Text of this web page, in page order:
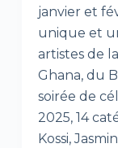
janvier et
unique et
artistes de
Ghana, du
soirée de
2025, 14
Kossi,